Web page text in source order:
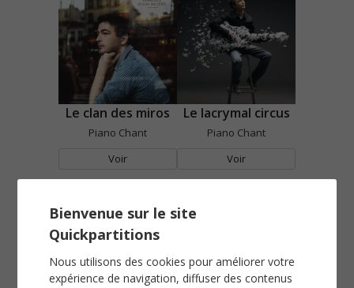
Le clan des miros
Piano Chant
Voir
Le lacrymal circus
Piano Chant
Voir
Bienvenue sur le site
Quickpartitions
Nous utilisons des cookies pour améliorer votre
expérience de navigation, diffuser des contenus